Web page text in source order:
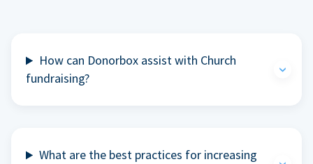
How can Donorbox assist with Church
fundraising?
What are the best practices for increasing